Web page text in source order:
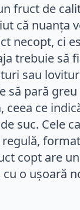
fruct de
că nuanța
necopt, ci
trebuie să
sau
să pară
ceea ce
suc. Cele
regulă,
copt are
o ușoară